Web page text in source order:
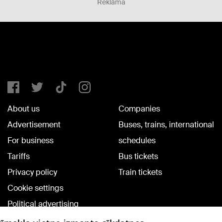
Reklāma
About us
Advertisement
For business
Tariffs
Privacy policy
Cookie settings
Political advertising
Cookie policy
Companies
Buses, trains, international
schedules
Bus tickets
Train tickets